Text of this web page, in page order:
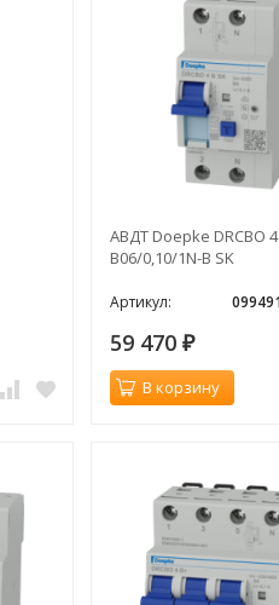
АВДТ Doepke DRCBO 4
B06/0,10/1N-B SK
Артикул:
59 470 ₽
В корзину